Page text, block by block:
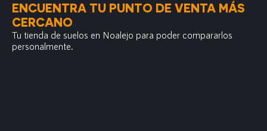
ENCUENTRA TU PUNTO DE VENTA MÁS
CERCANO
Tu tienda de suelos en Noalejo para poder compararlos
personalmente.